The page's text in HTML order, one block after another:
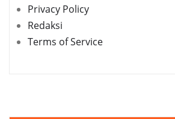
Privacy Policy
Redaksi
Terms of Service